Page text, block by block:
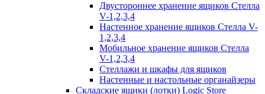
Двустороннее хранение ящиков Стелла
V-1,2,3,4
Настенное хранение ящиков Стелла V-
1,2,3,4
Мобильное хранение ящиков Стелла
V-1,2,3,4
Стеллажи и шкафы для ящиков
Настенные и настольные органайзеры
Складские ящики (лотки) Logiс Store